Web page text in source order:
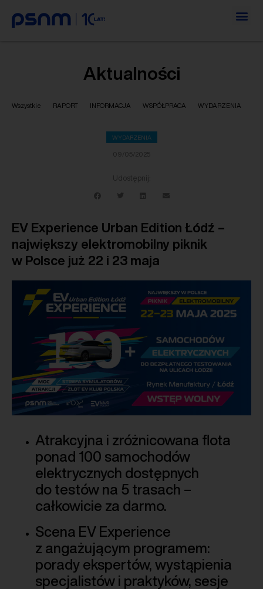
Aktualności
Wszystkie RAPORT INFORMACJA WSPÓŁPRACA WYDARZENIA
WYDARZENIA
09/05/2025
Udostępnij:
EV Experience Urban Edition Łódź –
największy elektromobilny piknik
w Polsce już 22 i 23 maja
Atrakcyjna i zróżnicowana flota
ponad 100 samochodów
elektrycznych dostępnych
do testów na 5 trasach –
całkowicie za darmo.
Scena EV Experience
z angażującym programem:
porady ekspertów, wystąpienia
specjalistów i praktyków, sesje